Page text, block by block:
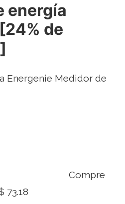
energía
de
Energenie Medidor de
Compre
73.18